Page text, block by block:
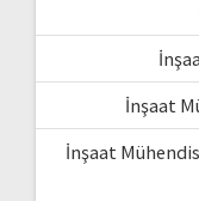
İnşaat
İnşaat